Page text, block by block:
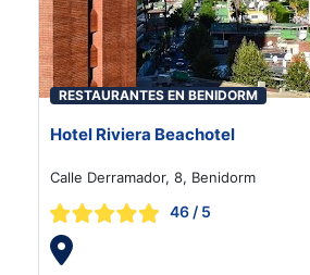
RESTAURANTES EN BENIDORM
Hotel Riviera Beachotel
Calle Derramador, 8, Benidorm
46 / 5